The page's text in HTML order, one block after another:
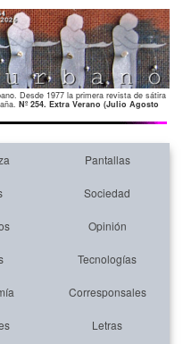
Desde 1977 la primera revista de sátira
Nº 254. Extra Verano (Julio Agosto
Pantallas
Sociedad
Opinión
Tecnologías
Corresponsales
Letras